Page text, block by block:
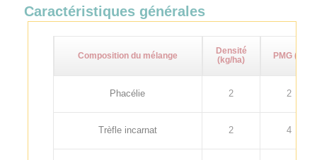
Caractéristiques générales
Composition du mélange
Densité
(kg/ha)
PMG (g)
Phacélie 2 2
Trèfle incarnat 2 4